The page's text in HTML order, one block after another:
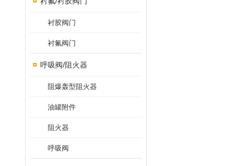
衬胶阀门
衬氟阀门
呼吸阀/阻火器
阻爆轰型阻火器
油罐附件
阻火器
呼吸阀